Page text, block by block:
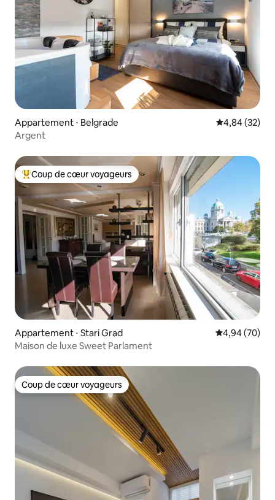
Appartement ⋅ Belgrade Évaluation
4,84 (32)
Argent
Coups de cœur voyageurs les plus appréciés
Coup de cœur voyageurs
Appartement ⋅ Stari Grad Évaluation
4,94 (70)
Maison de luxe Sweet Parlament
Coup de cœur voyageurs
Coup de cœur voyageurs